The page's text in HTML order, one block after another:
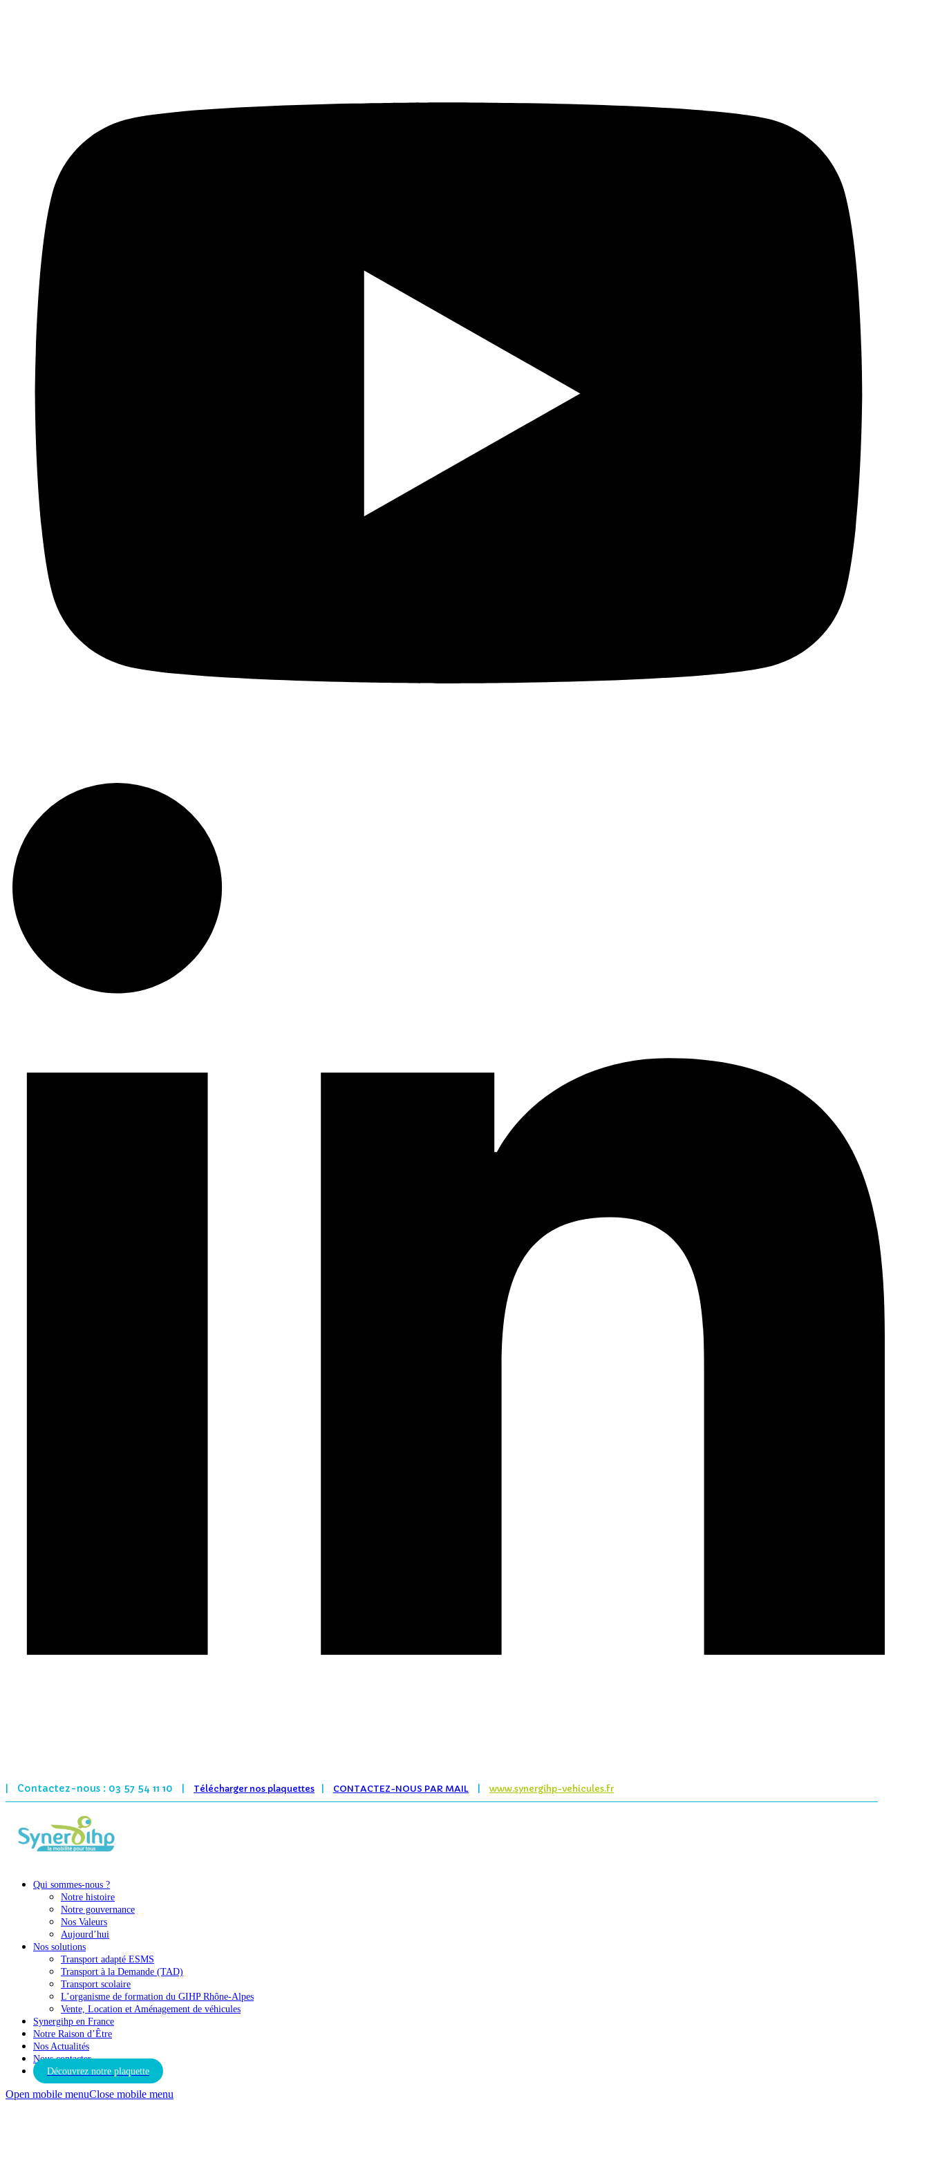
Contactez-nous : 03 57 54 11 10 Télécharger nos plaquettes CONTACTEZ-NOUS PAR MAIL www.synergihp-vehicules.fr
Qui sommes-nous ?
Notre histoire
Notre gouvernance
Nos Valeurs
Aujourd’hui
Nos solutions
Transport adapté ESMS
Transport à la Demande (TAD)
Transport scolaire
L’organisme de formation du GIHP Rhône-Alpes
Vente, Location et Aménagement de véhicules
Synergihp en France
Notre Raison d’Être
Nos Actualités
Nous contacter
Découvrez notre plaquette
Open mobile menuClose mobile menu